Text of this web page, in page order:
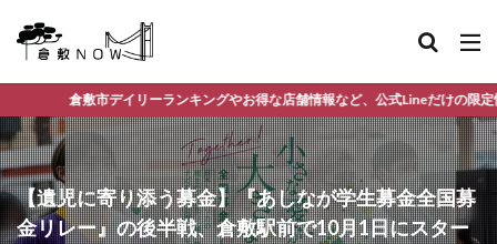
ランキングやお得な店舗情報など、公式Lineだけの限定情報を配信中！
【遺児に寄り添う募金】『あしなが学生募金全国募
金リレー』の後半戦、倉敷駅前で10月1日にスター